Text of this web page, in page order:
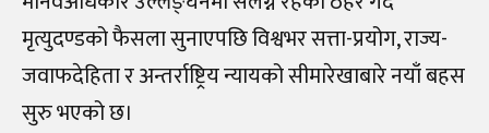
मृत्युदण्डको फैसला सुनाएपछि विश्वभर सत्ता-प्रयोग, राज्य-
जवाफदेहिता र अन्तर्राष्ट्रिय न्यायको सीमारेखाबारे नयाँ बहस
सुरु भएको छ।